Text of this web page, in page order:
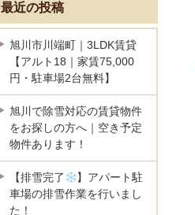
最近の投稿
旭川市川端町｜3LDK賃貸
【アルト18｜家賃75,000
円・駐車場2台無料】
旭川で除雪対応の賃貸物件
をお探しの方へ｜空き予定
物件あります！
【排雪完了
】アパート駐
車場の排雪作業を行いまし
た！